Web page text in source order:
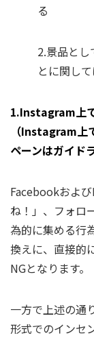
る
2.景品と
とに関し
1.Instagram上
（Instagram上
ペーンはガイド
Facebookおよ
ね！」、フォロ
為的に集める行
換えに、直接的
NGとなります。
一方で上述の通
形式でのインセ